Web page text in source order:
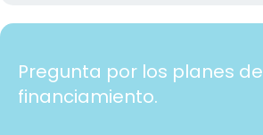
Pregunta por los planes de
financiamiento.